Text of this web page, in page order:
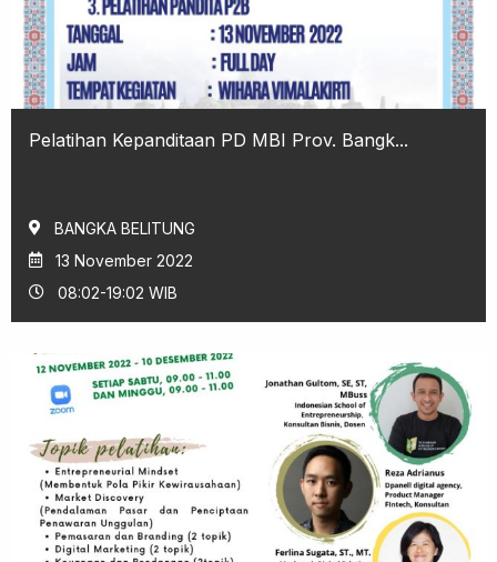
Pelatihan Kepanditaan PD MBI Prov. Bangk...
BANGKA BELITUNG
13 November 2022
08:02-19:02 WIB